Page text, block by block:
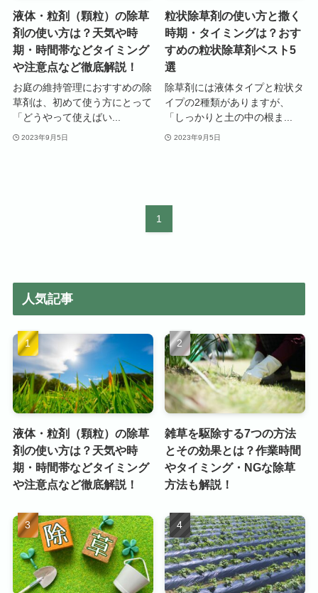
液体・粒剤（顆粒）の除草
剤の使い方は？天気や時
期・時間帯などタイミング
や注意点など徹底解説！
お庭の維持管理におすすめの除
草剤は、初めて使う方にとって
「どうやって使えばい...
2023年9月5日
粒状除草剤の使い方と撒く
時期・タイミングは？おす
すめの粒状除草剤ベスト5
選
除草剤には液体タイプと粒状タ
イプの2種類がありますが、
「しっかりと土の中の根ま...
2023年9月5日
1
人気記事
液体・粒剤（顆粒）の除草
剤の使い方は？天気や時
期・時間帯などタイミング
や注意点など徹底解説！
雑草を駆除する7つの方法
とその効果とは？作業時間
やタイミング・NGな除草
方法も解説！